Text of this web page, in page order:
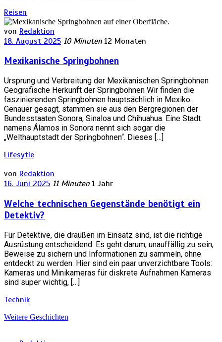
Reisen
von Redaktion
18. August 2025 10 Minuten 12 Monaten
Mexikanische Springbohnen
Ursprung und Verbreitung der Mexikanischen Springbohnen
Geografische Herkunft der Springbohnen Wir finden die
faszinierenden Springbohnen hauptsächlich in Mexiko.
Genauer gesagt, stammen sie aus den Bergregionen der
Bundesstaaten Sonora, Sinaloa und Chihuahua. Eine Stadt
namens Álamos in Sonora nennt sich sogar die
„Welthauptstadt der Springbohnen“. Dieses […]
Lifesytle
von Redaktion
16. Juni 2025 11 Minuten 1 Jahr
Welche technischen Gegenstände benötigt ein
Detektiv?
Für Detektive, die draußen im Einsatz sind, ist die richtige
Ausrüstung entscheidend. Es geht darum, unauffällig zu sein,
Beweise zu sichern und Informationen zu sammeln, ohne
entdeckt zu werden. Hier sind ein paar unverzichtbare Tools:
Kameras und Minikameras für diskrete Aufnahmen Kameras
sind super wichtig, […]
Technik
Weitere Geschichten